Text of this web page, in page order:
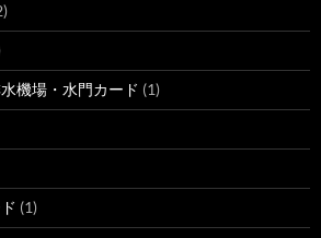
機場・水門カード (1)
(1)